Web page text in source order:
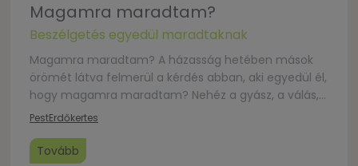
Magamra maradtam?
Beszélgetés egyedül maradtaknak
Magamra maradtam? A házasság hetében mások
örömét látva felmerül a kérdés abban, aki egyedül él,
hogy magamra maradtam? Nehéz a gyász, a válás,
vagy a társtalanság terhe. A Biblia válaszát keressük
beszélgetünk megéléseinkről, vigasztalásról,
PestErdőkertes
Tovább